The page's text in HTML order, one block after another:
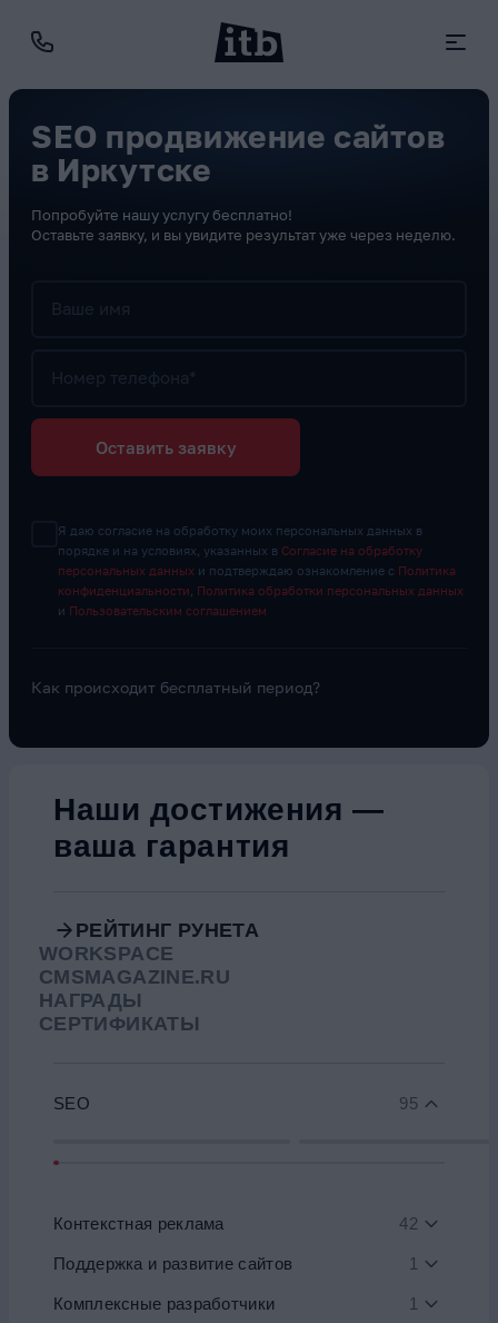
SEO продвижение сайтов
в Иркутске
Попробуйте нашу услугу бесплатно!
Оставьте заявку, и вы увидите результат уже через неделю.
Ваше имя
Номер телефона*
Оставить заявку
Я даю согласие на обработку моих персональных данных в
порядке и на условиях, указанных в Согласие на обработку
персональных данных и подтверждаю ознакомление с Политика
конфиденциальности
Политика обработки персональных данных
и Пользовательским соглашением
Как происходит бесплатный период?
Наши достижения —
ваша гарантия
РЕЙТИНГ РУНЕТА
WORKSPACE
CMSMAGAZINE.RU
НАГРАДЫ
СЕРТИФИКАТЫ
SEO 95
Контекстная реклама 42
Поддержка и развитие сайтов 1
Комплексные разработчики 1